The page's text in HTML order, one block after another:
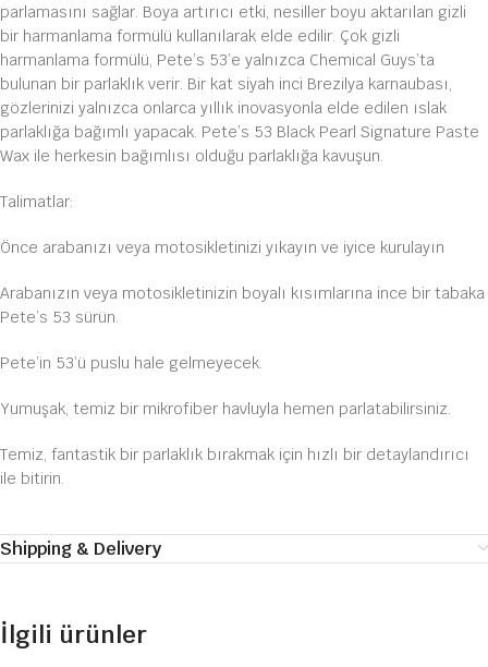
parlamasını sağlar. Boya artırıcı etki, nesiller boyu aktarılan gizli
bir harmanlama formülü kullanılarak elde edilir. Çok gizli
harmanlama formülü, Pete’s 53’e yalnızca Chemical Guys’ta
bulunan bir parlaklık verir. Bir kat siyah inci Brezilya karnaubası,
gözlerinizi yalnızca onlarca yıllık inovasyonla elde edilen ıslak
parlaklığa bağımlı yapacak. Pete’s 53 Black Pearl Signature Paste
Wax ile herkesin bağımlısı olduğu parlaklığa kavuşun.
Talimatlar:
Önce arabanızı veya motosikletinizi yıkayın ve iyice kurulayın
Arabanızın veya motosikletinizin boyalı kısımlarına ince bir tabaka
Pete’s 53 sürün.
Pete’in 53’ü puslu hale gelmeyecek.
Yumuşak, temiz bir mikrofiber havluyla hemen parlatabilirsiniz.
Temiz, fantastik bir parlaklık bırakmak için hızlı bir detaylandırıcı
ile bitirin.
Shipping & Delivery
İlgili ürünler